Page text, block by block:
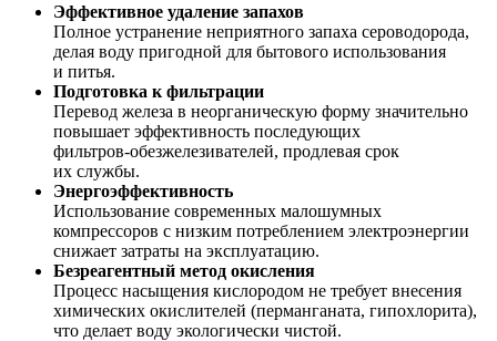
Эффективное удаление запахов
Полное устранение неприятного запаха сероводорода,
делая воду пригодной для бытового использования
и питья.
Подготовка к фильтрации
Перевод железа в неорганическую форму значительно
повышает эффективность последующих
фильтров-обезжелезивателей, продлевая срок
их службы.
Энергоэффективность
Использование современных малошумных
компрессоров с низким потреблением электроэнергии
снижает затраты на эксплуатацию.
Безреагентный метод окисления
Процесс насыщения кислородом не требует внесения
химических окислителей (перманганата, гипохлорита),
что делает воду экологически чистой.